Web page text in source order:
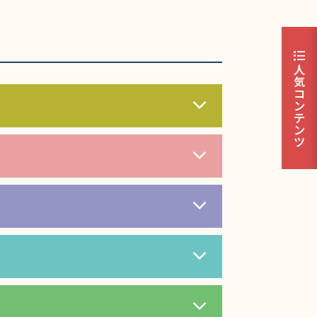
format_list_bulleted
人
気
コ
ン
テ
ン
ツ